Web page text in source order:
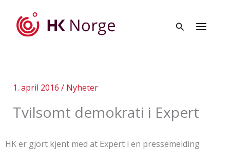
1. april 2016 / Nyheter
Tvilsomt demokrati i Expert
HK er gjort kjent med at Expert i en pressemelding